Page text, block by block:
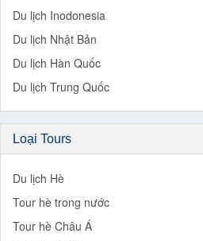
Du lịch Inodonesia
Du lịch Nhật Bản
Du lịch Hàn Quốc
Du lịch Trung Quốc
Loại Tours
Du lịch Hè
Tour hè trong nước
Tour hè Châu Á